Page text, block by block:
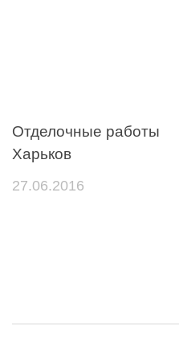
Отделочные работы
Харьков
27.06.2016